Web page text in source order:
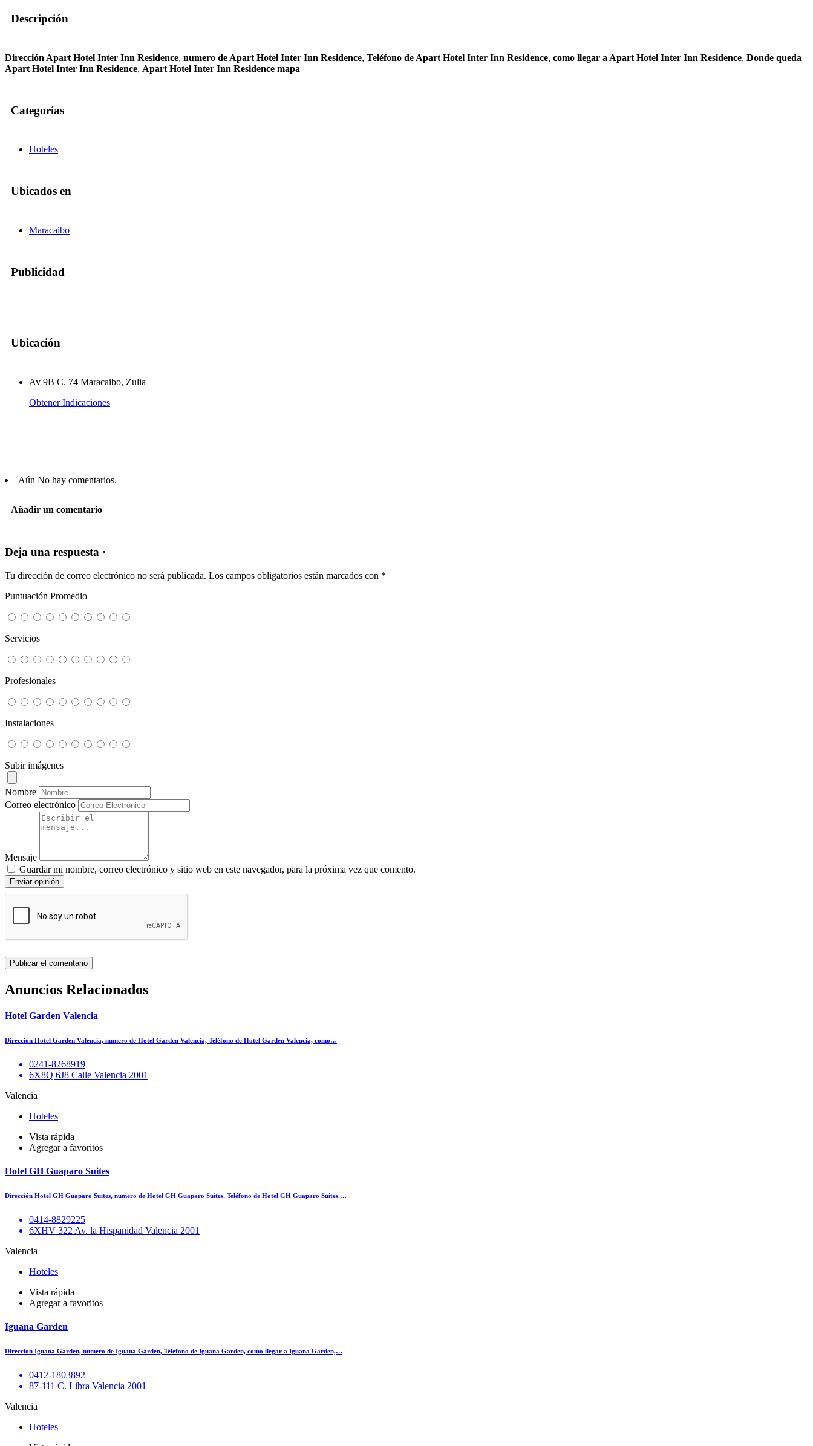
Descripción
Dirección Apart Hotel Inter Inn Residence, numero de Apart Hotel Inter Inn Residence, Teléfono de Apart Hotel Inter Inn Residence, como llegar a Apart Hotel Inter Inn Residence, Donde queda
Apart Hotel Inter Inn Residence, Apart Hotel Inter Inn Residence mapa
Categorías
Hoteles
Ubicados en
Maracaibo
Publicidad
Ubicación
Av 9B C. 74 Maracaibo, Zulia
Obtener Indicaciones
Aún No hay comentarios.
Añadir un comentario
Deja una respuesta ·
Tu dirección de correo electrónico no será publicada. Los campos obligatorios están marcados con *
Puntuación Promedio
Servicios
Profesionales
Instalaciones
Subir imágenes
Nombre
Correo electrónico
Mensaje
Guardar mi nombre, correo electrónico y sitio web en este navegador, para la próxima vez que comento.
Enviar opinión
Anuncios Relacionados
Hotel Garden Valencia
Dirección Hotel Garden Valencia, numero de Hotel Garden Valencia, Teléfono de Hotel Garden Valencia, como…
0241-8268919
6X8Q 6J8 Calle Valencia 2001
Valencia
Hoteles
Vista rápida
Agregar a favoritos
Hotel GH Guaparo Suites
Dirección Hotel GH Guaparo Suites, numero de Hotel GH Guaparo Suites, Teléfono de Hotel GH Guaparo Suites,…
0414-8829225
6XHV 322 Av. la Hispanidad Valencia 2001
Valencia
Hoteles
Vista rápida
Agregar a favoritos
Iguana Garden
Dirección Iguana Garden, numero de Iguana Garden, Teléfono de Iguana Garden, como llegar a Iguana Garden,…
0412-1803892
87-111 C. Libra Valencia 2001
Valencia
Hoteles